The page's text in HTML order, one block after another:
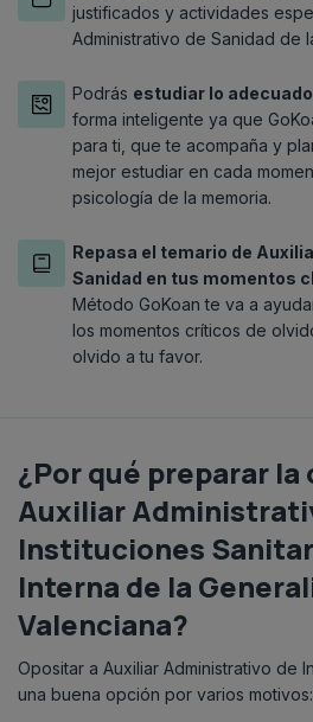
justificados y actividades
Administrativo de Sanidad de
Podrás estudiar lo
forma inteligente ya que
para ti, que te acompaña y
mejor estudiar en cada
psicología de la memoria.
Repasa el temario de
Sanidad en tus momentos
Método GoKoan te va a
los momentos críticos de
olvido a tu favor.
¿Por qué preparar
Auxiliar
Instituciones
Interna de la
Valenciana?
Opositar a Auxiliar Administrativo de
una buena opción por varios motivos: